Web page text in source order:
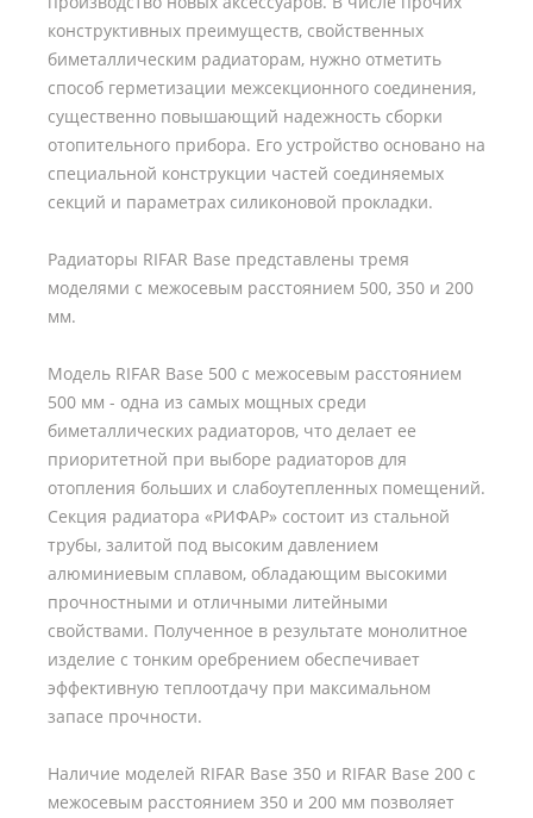
конструктивных преимуществ, свойственных
биметаллическим радиаторам, нужно отметить
способ герметизации межсекционного соединения,
существенно повышающий надежность сборки
отопительного прибора. Его устройство основано на
специальной конструкции частей соединяемых
секций и параметрах силиконовой прокладки.
Радиаторы RIFAR Base представлены тремя
моделями с межосевым расстоянием 500, 350 и 200
мм.
Модель RIFAR Base 500 с межосевым расстоянием
500 мм - одна из самых мощных среди
биметаллических радиаторов, что делает ее
приоритетной при выборе радиаторов для
отопления больших и слабоутепленных помещений.
Секция радиатора «РИФАР» состоит из стальной
трубы, залитой под высоким давлением
алюминиевым сплавом, обладающим высокими
прочностными и отличными литейными
свойствами. Полученное в результате монолитное
изделие с тонким оребрением обеспечивает
эффективную теплоотдачу при максимальном
запасе прочности.
Наличие моделей RIFAR Base 350 и RIFAR Base 200 с
межосевым расстоянием 350 и 200 мм позволяет